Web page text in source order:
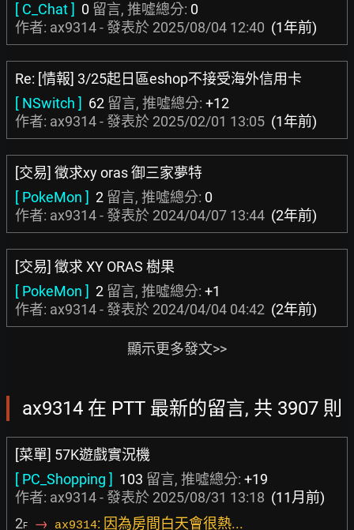
[ C_Chat ] 0 留言, 推噓總分: 0
作者: ax9314 - 發表於 2025/08/04 12:40 (1年前)
Re: [情報] 3/25起日區eshop不接受海外信用卡
[ NSwitch ] 62 留言, 推噓總分: +12
作者: ax9314 - 發表於 2025/02/01 13:05 (1年前)
[交易] 徵求xy oras 御三家夢特
[ PokeMon ] 2 留言, 推噓總分: 0
作者: ax9314 - 發表於 2024/04/07 13:44 (2年前)
[交易] 徵求 XY ORAS 樹果
[ PokeMon ] 2 留言, 推噓總分: +1
作者: ax9314 - 發表於 2024/04/04 04:42 (2年前)
顯示更多發文>>
ax9314 在 PTT 最新的留言, 共 3907 則
[菜單] 57K遊戲實況機
[ PC_Shopping ] 103 留言, 推噓總分: +19
作者: ax9314 - 發表於 2025/08/31 13:18 (11月前)
2F → ax9314: 因為房間白天會很熱...